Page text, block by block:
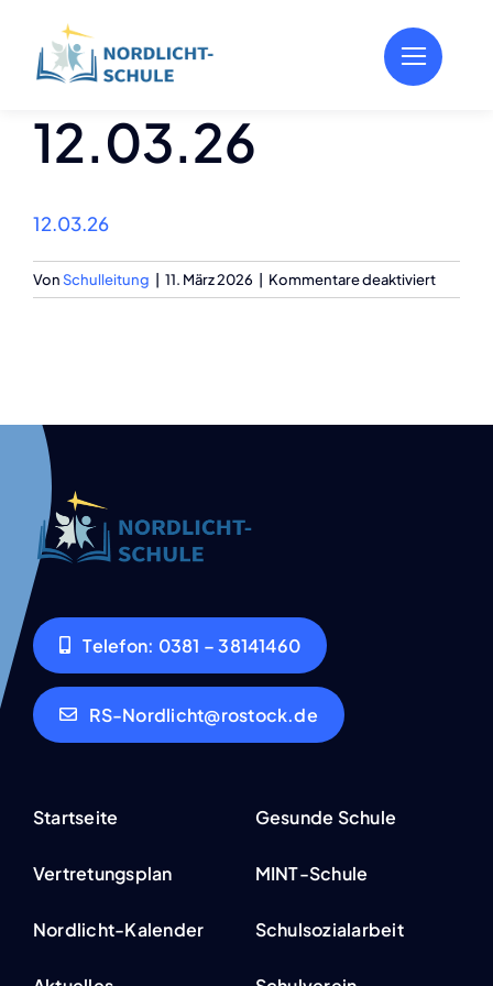
Inhalt
springen
12.03.26
12.03.26
VonSchulleitung 11. März 2026 Kommentare deaktiviertfür
12.03.26
Tele­fon: 0381 – 38141460
RS-Nordlicht@rostock.de
Start­sei­te
Ver­tre­tungs­plan
Nor­­d­­­licht-Kalen­­­der
Gesun­de Schu­le
MINT-Schu­­­le
Schul­so­zi­al­ar­beit